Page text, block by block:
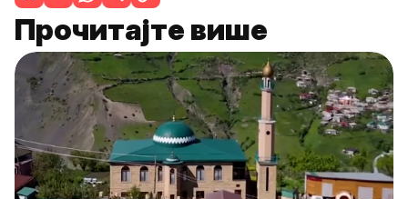
Прочитајте више